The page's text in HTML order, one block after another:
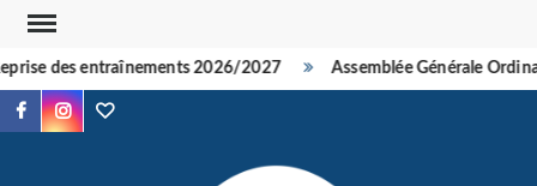
Skip
content
des entraînements 2026/2027 Assemblée Générale
FacebookInstagram
TikTok